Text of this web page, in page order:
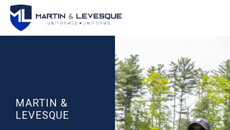
MARTIN &
LEVESQUE